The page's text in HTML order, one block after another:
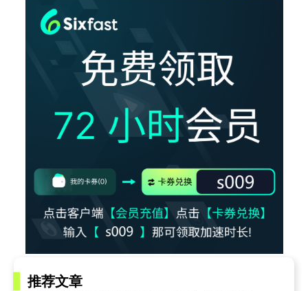
推荐文章